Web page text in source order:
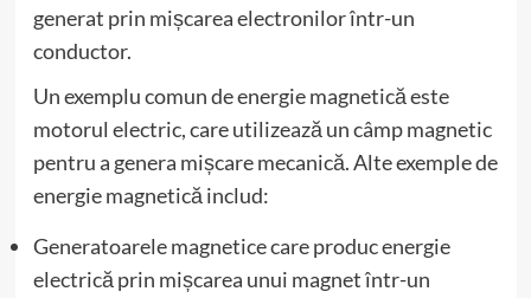
generat prin mișcarea electronilor într-un
conductor.
Un exemplu comun de energie magnetică este
motorul electric, care utilizează un câmp magnetic
pentru a genera mișcare mecanică. Alte exemple de
energie magnetică includ:
Generatoarele magnetice care produc energie
electrică prin mișcarea unui magnet într-un